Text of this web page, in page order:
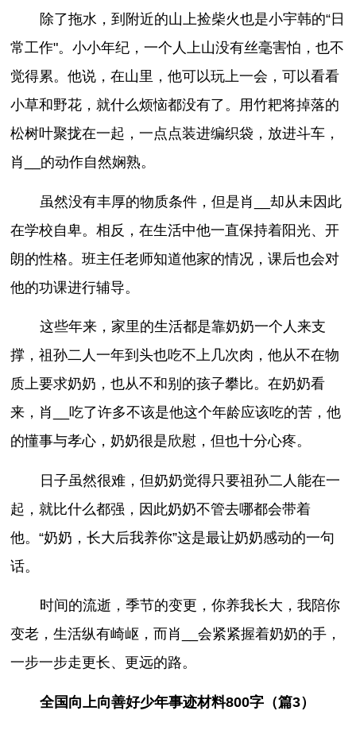
除了拖水，到附近的山上捡柴火也是小宇韩的“日
常工作"。小小年纪，一个人上山没有丝毫害怕，也不
觉得累。他说，在山里，他可以玩上一会，可以看看
小草和野花，就什么烦恼都没有了。用竹耙将掉落的
松树叶聚拢在一起，一点点装进编织袋，放进斗车，
肖__的动作自然娴熟。
虽然没有丰厚的物质条件，但是肖__却从未因此
在学校自卑。相反，在生活中他一直保持着阳光、开
朗的性格。班主任老师知道他家的情况，课后也会对
他的功课进行辅导。
这些年来，家里的生活都是靠奶奶一个人来支
撑，祖孙二人一年到头也吃不上几次肉，他从不在物
质上要求奶奶，也从不和别的孩子攀比。在奶奶看
来，肖__吃了许多不该是他这个年龄应该吃的苦，他
的懂事与孝心，奶奶很是欣慰，但也十分心疼。
日子虽然很难，但奶奶觉得只要祖孙二人能在一
起，就比什么都强，因此奶奶不管去哪都会带着
他。“奶奶，长大后我养你”这是最让奶奶感动的一句
话。
时间的流逝，季节的变更，你养我长大，我陪你
变老，生活纵有崎岖，而肖__会紧紧握着奶奶的手，
一步一步走更长、更远的路。
全国向上向善好少年事迹材料800字（篇3）